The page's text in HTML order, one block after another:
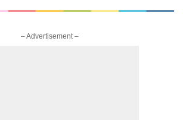
– Advertisement –